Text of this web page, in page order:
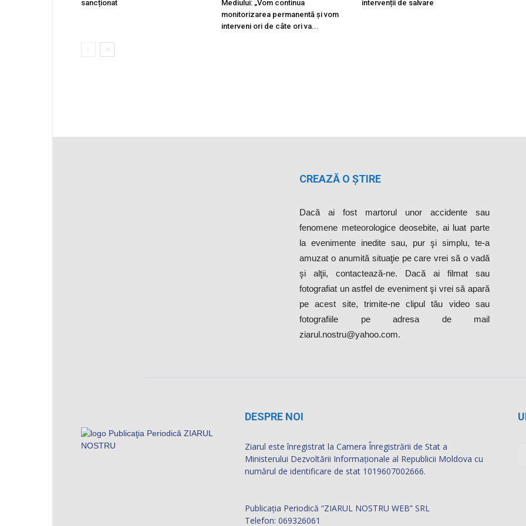
sancționat
Mediului: „Vom continua
monitorizarea permanentă și vom
interveni ori de câte ori va...
intervenții de salvare
CREAZĂ O ȘTIRE
Dacă ai fost martorul unor accidente sau
fenomene meteorologice deosebite, ai luat parte
la evenimente inedite sau, pur şi simplu, te-a
amuzat o anumită situaţie pe care vrei să o vadă
şi alţii, contactează-ne. Dacă ai filmat sau
fotografiat un astfel de eveniment şi vrei să apară
pe acest site, trimite-ne clipul tău video sau
DESPRE NOI
numărul de identificare de stat 1019607002666.